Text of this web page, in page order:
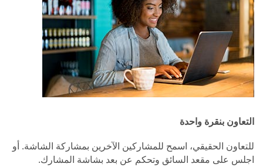
التعاون بنقرة واحدة
للتعاون الحقيقي، اسمح للمشاركين الآخرين بمشاركة الشاشة. أو
اجلس على مقعد السائق وتحكم عن بعد بشاشة المشارك.